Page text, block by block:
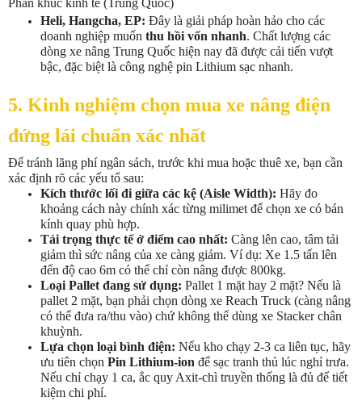
Phân khúc kinh tế (Trung Quốc)
Heli, Hangcha, EP: Đây là giải pháp hoàn hảo cho các
doanh nghiệp muốn thu hồi vốn nhanh. Chất lượng các
dòng xe nâng Trung Quốc hiện nay đã được cải tiến vượt
bậc, đặc biệt là công nghệ pin Lithium sạc nhanh.
5. Kinh nghiệm chọn mua xe nâng điện
đứng lái chuẩn xác nhất
Để tránh lãng phí ngân sách, trước khi mua hoặc thuê xe, bạn cần
xác định rõ các yếu tố sau:
Kích thước lối đi giữa các kệ (Aisle Width): Hãy đo
khoảng cách này chính xác từng milimet để chọn xe có bán
kính quay phù hợp.
Tải trọng thực tế ở điểm cao nhất: Càng lên cao, tâm tải
giảm thì sức nâng của xe càng giảm. Ví dụ: Xe 1.5 tấn lên
đến độ cao 6m có thể chỉ còn nâng được 800kg.
Loại Pallet đang sử dụng: Pallet 1 mặt hay 2 mặt? Nếu là
pallet 2 mặt, bạn phải chọn dòng xe Reach Truck (càng nâng
có thể đưa ra/thu vào) chứ không thể dùng xe Stacker chân
khuỳnh.
Lựa chọn loại bình điện: Nếu kho chạy 2-3 ca liên tục, hãy
ưu tiên chọn Pin Lithium-ion để sạc tranh thủ lúc nghỉ trưa.
Nếu chỉ chạy 1 ca, ắc quy Axit-chì truyền thống là đủ để tiết
kiệm chi phí.